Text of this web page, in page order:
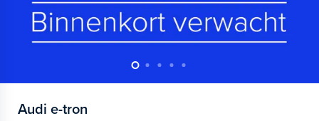
Audi e-tron